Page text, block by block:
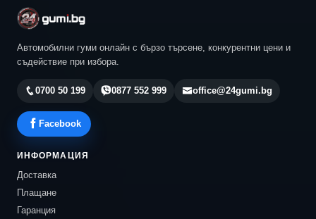
Автомобилни гуми онлайн с бързо търсене, конкурентни цени и
съдействие при избора.
0700 50 199 0877 552 999 office@24gumi.bg
Facebook
ИНФОРМАЦИЯ
Доставка
Плащане
Гаранция